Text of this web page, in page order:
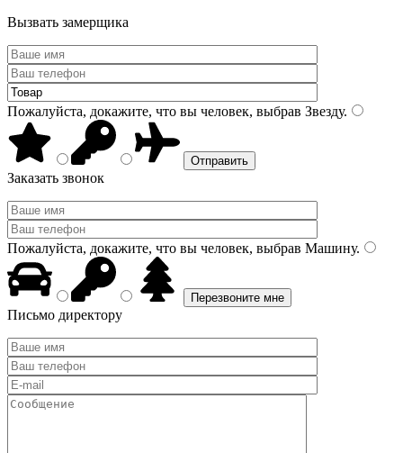
Вызвать замерщика
Пожалуйста, докажите, что вы человек, выбрав Звезду.
Заказать звонок
Пожалуйста, докажите, что вы человек, выбрав Машину.
Письмо директору